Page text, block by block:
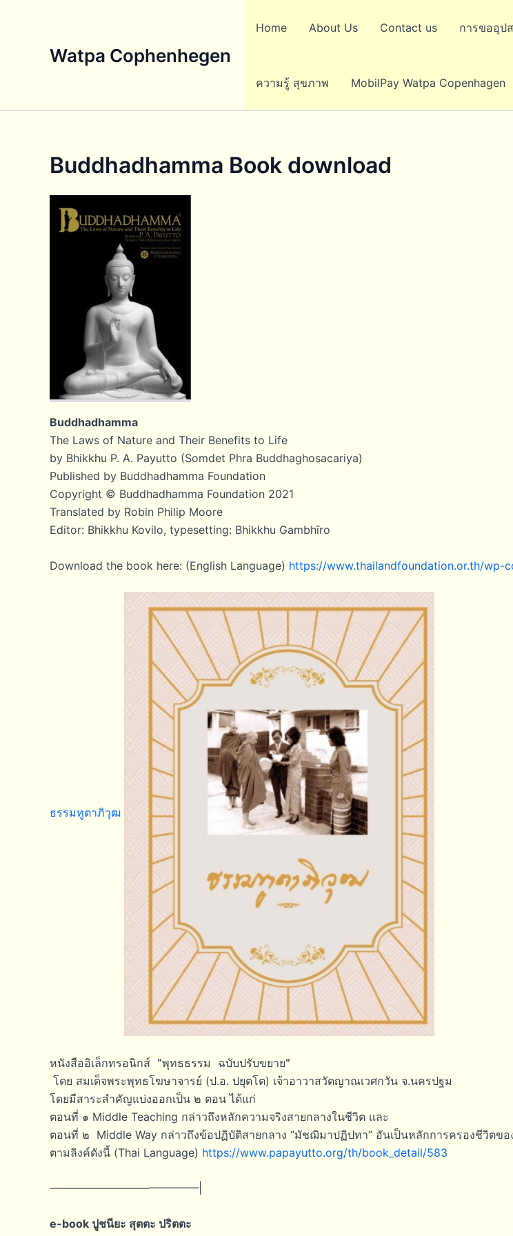
Watpa Cophenhegen
Home About Us Contact us การขออุป
ความรู้ สุขภาพ MobilPay Watpa Copenhagen
Buddhadhamma Book download
Buddhadhamma
The Laws of Nature and Their Benefits to Life
by Bhikkhu P. A. Payutto (Somdet Phra Buddhaghosacariya)
Published by Buddhadhamma Foundation
Copyright © Buddhadhamma Foundation 2021
Translated by Robin Philip Moore
Editor: Bhikkhu Kovilo, typesetting: Bhikkhu Gambhīro
Download the book here: (English Language) https://www.thailandfoundation.or.th/wp-
ธรรมทูตาภิวุฒ
หนังสืออิเล็กทรอนิกส์ “พุทธธรรม ฉบับปรับขยาย“
โดย สมเด็จพระพุทธโฆษาจารย์ (ป.อ. ปยุตโต) เจ้าอาวาสวัดญาณเวศกวัน จ.นครปฐม
โดยมีสาระสำคัญแบ่งออกเป็น ๒ ตอน ได้แก่
ตอนที่ ๑ Middle Teaching กล่าวถึงหลักความจริงสายกลางในชีวิต และ
ตอนที่ ๒ Middle Way กล่าวถึงข้อปฏิบัติสายกลาง “มัชฌิมาปฏิปทา” อันเป็นหลักการครองชีวิตข
ตามลิงค์ดังนี้ (Thai Language) https://www.papayutto.org/th/book_detail/583
—————————————–|
e-book ปูชนียะ สุตตะ ปริตตะ